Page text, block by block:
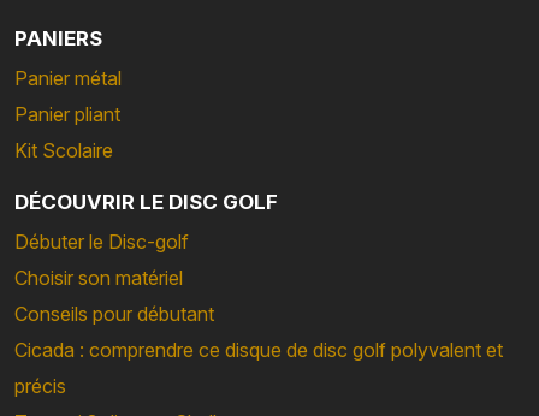
PANIERS
Panier métal
Panier pliant
Kit Scolaire
DÉCOUVRIR LE DISC GOLF
Débuter le Disc-golf
Choisir son matériel
Conseils pour débutant
Cicada : comprendre ce disque de disc golf polyvalent et
précis